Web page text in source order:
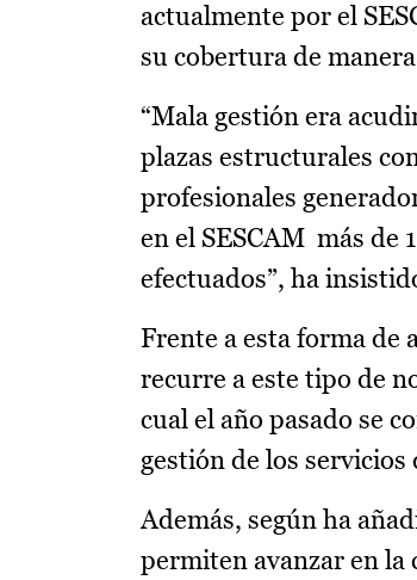
actualmente por el
su cobertura de
“Mala gestión era
plazas estructurales
profesionales
en el SESCAM más de
efectuados”, ha
Frente a esta forma de
recurre a este tipo de
cual el año pasado se
gestión de los
Además, según ha
permiten avanzar en la